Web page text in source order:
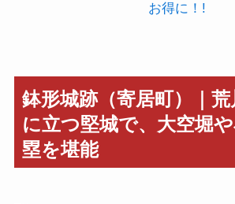
お得に！!
鉢形城跡（寄居町）｜荒
に立つ堅城で、大空堀
塁を堪能